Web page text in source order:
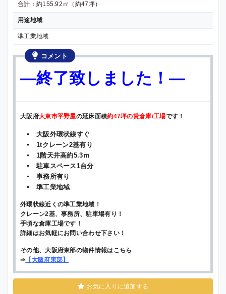
合計：約155.92㎡（約47坪）
用途地域
準工業地域
コメント
—終了致しました！—
大阪府大東市平野屋の延床面積約47坪の貸倉庫/工場です！
▪ 大阪外環状線すぐ
▪ 1tクレーン2基有り
▪ 1階天井高約5.3ｍ
▪ 駐車スペース1台分
▪ 事務所有り
▪ 準工業地域
外環状線近くの準工業地域！
クレーン2基、事務所、駐車場有り！
手頃な倉庫工場です！
詳細はお気軽にお問い合わせ下さい！
その他、大阪府東部の物件情報はこちら
➾ 【大阪府東部】
お気に入りに追加する